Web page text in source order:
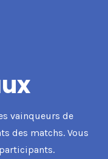
vainqueurs de
des matchs. Vous